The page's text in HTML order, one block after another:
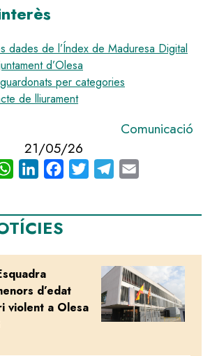
dades de l’Índex de Maduresa Digital
d’Olesa
per categories
de lliurament
Comunicació
21/05/26
WhatsAppLinkedInFacebook
Twitter Telegram
d’edat
violent a Olesa
Image